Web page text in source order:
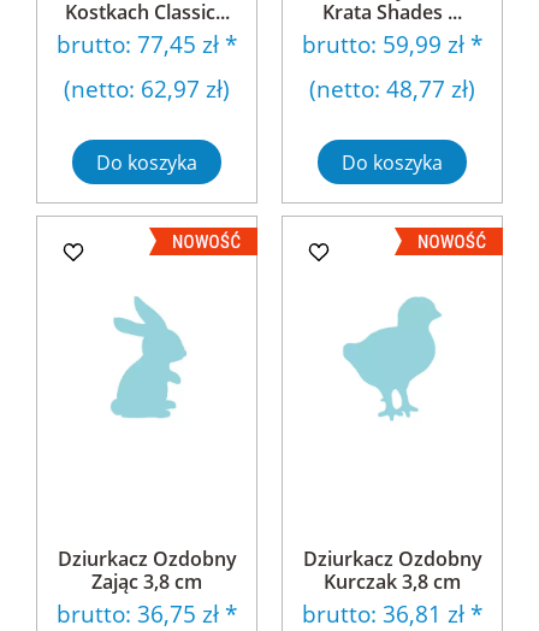
Kostkach Classic...
brutto: 77,45 zł *
(netto: 62,97 zł)
Do koszyka
Krata Shades ...
brutto: 59,99 zł *
(netto: 48,77 zł)
Do koszyka
Dziurkacz Ozdobny
Zając 3,8 cm
brutto: 36,75 zł *
Dziurkacz Ozdobny
Kurczak 3,8 cm
brutto: 36,81 zł *